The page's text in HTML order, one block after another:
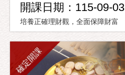
開課日期：115-09-03
培養正確理財觀，全面保障財富
確定開課